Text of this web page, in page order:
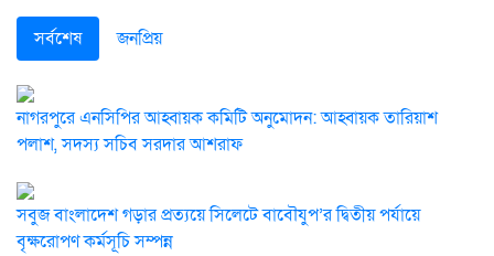
সর্বশেষ জনপ্রিয়
নাগরপুরে এনসিপির আহ্বায়ক কমিটি অনুমোদন: আহ্বায়ক তারিয়াশ
পলাশ, সদস্য সচিব সরদার আশরাফ
সবুজ বাংলাদেশ গড়ার প্রত্যয়ে সিলেটে বাবৌযুপ’র দ্বিতীয় পর্যায়ে
বৃক্ষরোপণ কর্মসূচি সম্পন্ন